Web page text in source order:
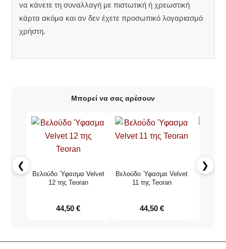
να κάνετε τη συναλλαγή με πιστωτική ή χρεωστική
κάρτα ακόμα και αν δεν έχετε προσωπικό λογαριασμό
χρήστη.
Μπορεί να σας αρέσουν
❮
Βελούδο Ύφασμα Velvet
12 της Teoran
44,50€
Βελούδο Ύφασμα Velvet
11 της Teoran
44,50 €
❯